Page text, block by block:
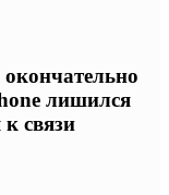
лишился
связи